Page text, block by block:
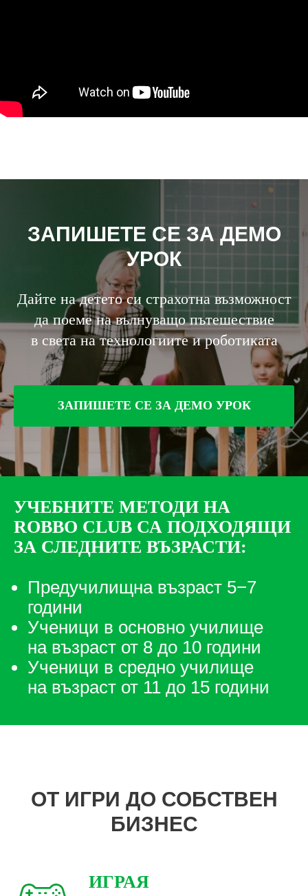
ЗАПИШЕТЕ СЕ ЗА ДЕМО
УРОК
Дайте на детето си страхотна възможност
да поеме на вълнуващо пътешествие
в света на технологиите и роботиката
ЗАПИШЕТЕ СЕ ЗА ДЕМО УРОК
УЧЕБНИТЕ МЕТОДИ НА
ROBBO CLUB СА ПОДХОДЯЩИ
ЗА СЛЕДНИТЕ ВЪЗРАСТИ:
Предучилищна възраст 5−7
години
Ученици в основно училище
на възраст от 8 до 10 години
Ученици в средно училище
на възраст от 11 до 15 години
ОТ ИГРИ ДО СОБСТВЕН
БИЗНЕС
ИГРАЯ